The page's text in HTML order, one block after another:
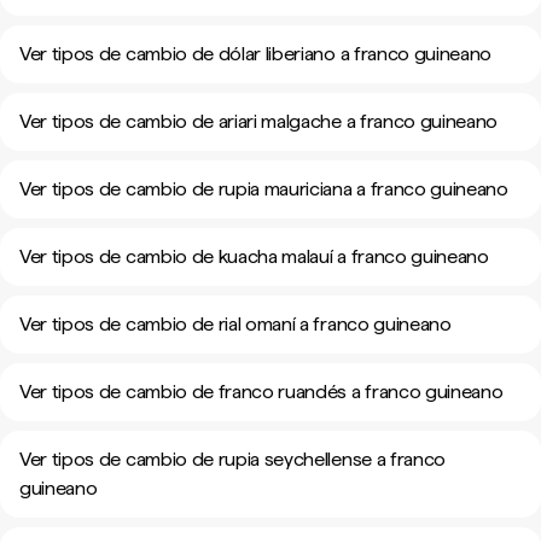
Ver tipos de cambio de dólar liberiano a franco guineano
Ver tipos de cambio de ariari malgache a franco guineano
Ver tipos de cambio de rupia mauriciana a franco guineano
Ver tipos de cambio de kuacha malauí a franco guineano
Ver tipos de cambio de rial omaní a franco guineano
Ver tipos de cambio de franco ruandés a franco guineano
Ver tipos de cambio de rupia seychellense a franco
guineano